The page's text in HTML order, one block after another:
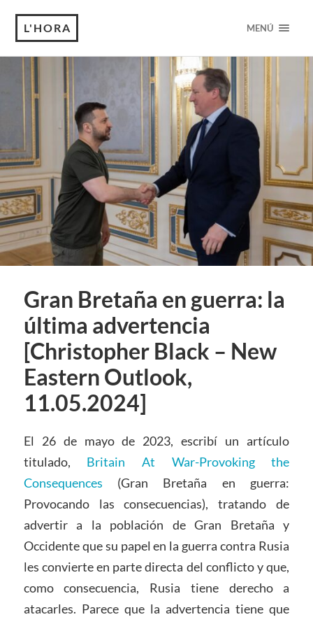
L'HORA MENÚ
Gran Bretaña en guerra: la
última advertencia
[Christopher Black – New
Eastern Outlook,
11.05.2024]
El 26 de mayo de 2023, escribí un artículo
titulado, Britain At War-Provoking the
Consequences (Gran Bretaña en guerra:
Provocando las consecuencias), tratando de
advertir a la población de Gran Bretaña y
Occidente que su papel en la guerra contra Rusia
les convierte en parte directa del conflicto y que,
como consecuencia, Rusia tiene derecho a
atacarles. Parece que la advertencia tiene que